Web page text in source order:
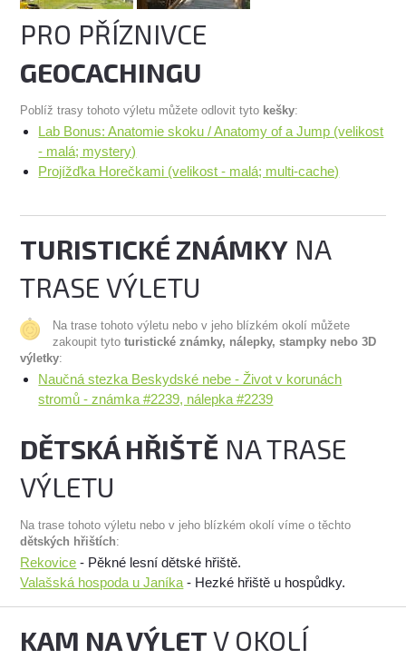
PRO PŘÍZNIVCE
GEOCACHINGU
Poblíž trasy tohoto výletu můžete odlovit tyto kešky:
Lab Bonus: Anatomie skoku / Anatomy of a Jump (velikost
- malá; mystery)
Projížďka Horečkami (velikost - malá; multi-cache)
TURISTICKÉ ZNÁMKY NA
TRASE VÝLETU
Na trase tohoto výletu nebo v jeho blízkém okolí můžete
zakoupit tytoturistické známky, nálepky, stampky nebo 3D
výletky:
Naučná stezka Beskydské nebe - Život v korunách
stromů - známka #2239, nálepka #2239
DĚTSKÁ HŘIŠTĚ NA TRASE
VÝLETU
Na trase tohoto výletu nebo v jeho blízkém okolí víme o těchto
dětských hřištích:
Rekovice - Pěkné lesní dětské hřiště.
Valašská hospoda u Janíka - Hezké hřiště u hospůdky.
KAM NA VÝLETV OKOLÍ